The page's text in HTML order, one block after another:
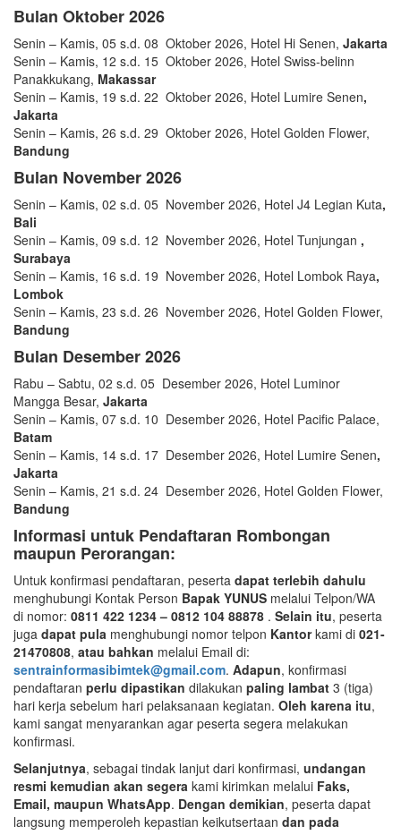
Bulan Oktober 2026
Senin – Kamis, 05 s.d. 08 Oktober 2026, Hotel Hi Senen, Jakarta
Senin – Kamis, 12 s.d. 15 Oktober 2026, Hotel Swiss-belinn
Panakkukang, Makassar
Senin – Kamis, 19 s.d. 22 Oktober 2026, Hotel Lumire Senen,
Jakarta
Senin – Kamis, 26 s.d. 29 Oktober 2026, Hotel Golden Flower,
Bandung
Bulan November 2026
Senin – Kamis, 02 s.d. 05 November 2026, Hotel J4 Legian Kuta,
Bali
Senin – Kamis, 09 s.d. 12 November 2026, Hotel Tunjungan ,
Surabaya
Senin – Kamis, 16 s.d. 19 November 2026, Hotel Lombok Raya,
Lombok
Senin – Kamis, 23 s.d. 26 November 2026, Hotel Golden Flower,
Bandung
Bulan Desember 2026
Rabu – Sabtu, 02 s.d. 05 Desember 2026, Hotel Luminor
Mangga Besar, Jakarta
Senin – Kamis, 07 s.d. 10 Desember 2026, Hotel Pacific Palace,
Batam
Senin – Kamis, 14 s.d. 17 Desember 2026, Hotel Lumire Senen,
Jakarta
Senin – Kamis, 21 s.d. 24 Desember 2026, Hotel Golden Flower,
Bandung
Informasi untuk Pendaftaran Rombongan
maupun Perorangan:
Untuk konfirmasi pendaftaran, peserta dapat terlebih dahulu
menghubungi Kontak Person Bapak YUNUS melalui Telpon/WA
di nomor: 0811 422 1234 – 0812 104 88878 . Selain itu, peserta
juga dapat pula menghubungi nomor telpon Kantorkami di 021-
21470808, atau bahkan melalui Email di:
sentrainformasibimtek@gmail.com. Adapun, konfirmasi
pendaftaran perlu dipastikan dilakukan paling lambat 3 (tiga)
hari kerja sebelum hari pelaksanaan kegiatan. Oleh karena itu,
kami sangat menyarankan agar peserta segera melakukan
konfirmasi.
Selanjutnya, sebagai tindak lanjut dari konfirmasi, undangan
resmi kemudian akan segera kami kirimkan melalui Faks,
Email, maupun WhatsApp. Dengan demikian, peserta dapat
langsung memperoleh kepastian keikutsertaan dan pada